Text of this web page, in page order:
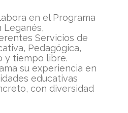
en el Programa
Leganés,
Servicios de
Pedagógica,
y tiempo libre.
su experiencia en
educativas
con diversidad